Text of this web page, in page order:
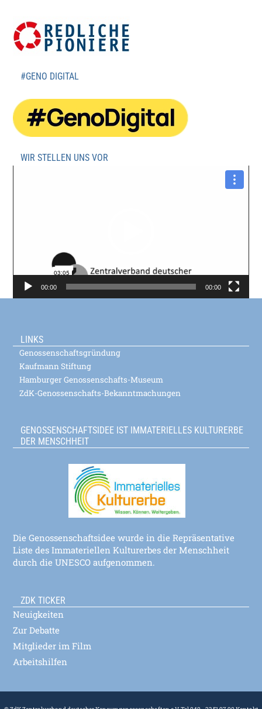
#GENO DIGITAL
WIR STELLEN UNS VOR
00:00 00:00
LINKS
Genossenschaftsgründung
Kaufmann Stiftung
Hamburger Genossenschafts-Museum
ZdK-Genossenschafts-Bekanntmachungen
GENOSSENSCHAFTSIDEE IST IMMATERIELLES KULTURERBE
DER MENSCHHEIT
Die Genossenschaftsidee wurde in die Repräsentative
Liste des Immateriellen Kulturerbes der Menschheit
durch die UNESCO aufgenommen.
ZDK TICKER
Neuigkeiten
Zur Debatte
Mitglieder im Film
Arbeitshilfen